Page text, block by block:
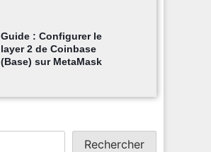
Guide : Configurer le
layer 2 de Coinbase
(Base) sur MetaMask
Rechercher